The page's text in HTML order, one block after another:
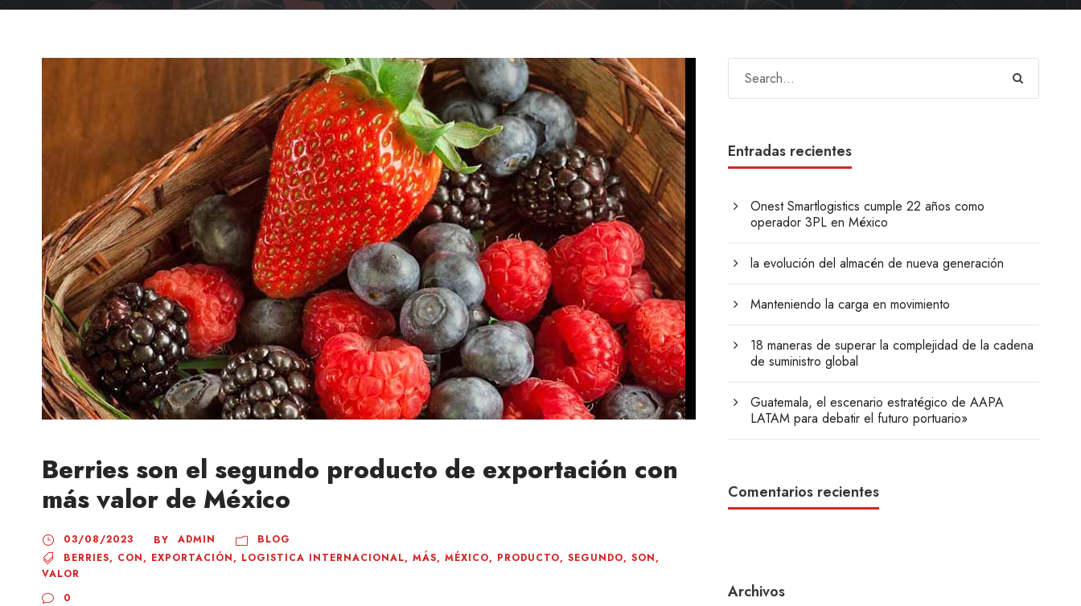
Berries son el segundo producto de exportación con
más valor de México
03/08/2023 BY ADMIN
BLOG
BERRIES, CON, EXPORTACIÓN, LOGISTICA INTERNACIONAL, MÁS, MÉXICO, PRODUCTO, SEGUNDO, SON,
VALOR
0
Entradas recientes
Onest Smartlogistics cumple 22 años como
operador 3PL en México
la evolución del almacén de nueva generación
Manteniendo la carga en movimiento
18 maneras de superar la complejidad de la cadena
de suministro global
Guatemala, el escenario estratégico de AAPA
LATAM para debatir el futuro portuario»
Comentarios recientes
Archivos